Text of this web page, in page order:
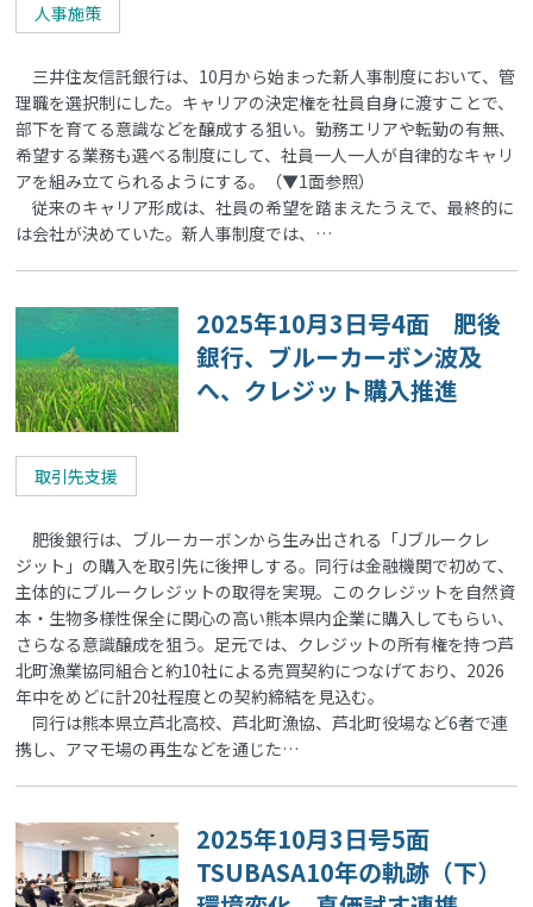
人事施策
三井住友信託銀行は、10月から始まった新人事制度において、管
理職を選択制にした。キャリアの決定権を社員自身に渡すことで、
部下を育てる意識などを醸成する狙い。勤務エリアや転勤の有無、
希望する業務も選べる制度にして、社員一人一人が自律的なキャリ
アを組み立てられるようにする。（▼1面参照）
従来のキャリア形成は、社員の希望を踏まえたうえで、最終的に
は会社が決めていた。新人事制度では、…
2025年10月3日号4面 肥後
銀行、ブルーカーボン波及
へ、クレジット購入推進
取引先支援
肥後銀行は、ブルーカーボンから生み出される「Jブルークレ
ジット」の購入を取引先に後押しする。同行は金融機関で初めて、
主体的にブルークレジットの取得を実現。このクレジットを自然資
本・生物多様性保全に関心の高い熊本県内企業に購入してもらい、
さらなる意識醸成を狙う。足元では、クレジットの所有権を持つ芦
北町漁業協同組合と約10社による売買契約につなげており、2026
年中をめどに計20社程度との契約締結を見込む。
同行は熊本県立芦北高校、芦北町漁協、芦北町役場など6者で連
携し、アマモ場の再生などを通じた…
2025年10月3日号5面
TSUBASA10年の軌跡（下）